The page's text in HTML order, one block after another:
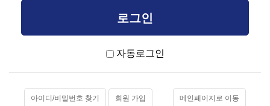
자동로그인
아이디/비밀번호 찾기 회원 가입 메인페이지로 이동